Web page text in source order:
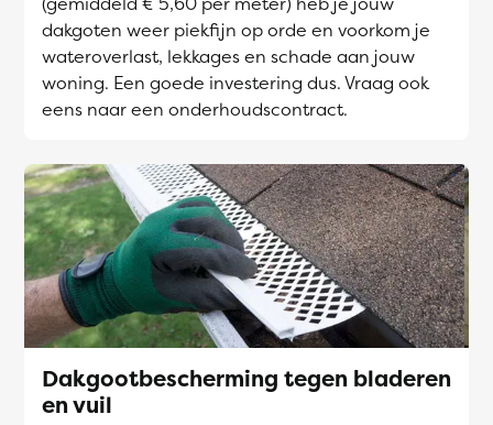
dakgoten weer piekfijn op orde en voorkom je
wateroverlast, lekkages en schade aan jouw
woning. Een goede investering dus. Vraag ook
eens naar een onderhoudscontract.
Dakgootbescherming tegen bladeren
en vuil